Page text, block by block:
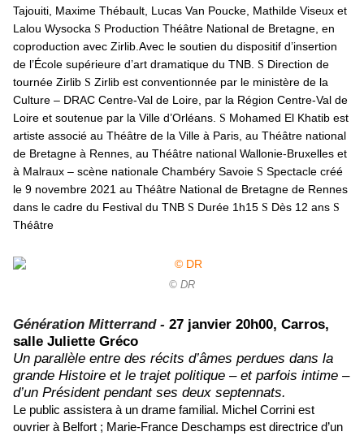
Tajouiti, Maxime Thébault, Lucas Van Poucke, Mathilde Viseux et
Lalou Wysocka S Production Théâtre National de Bretagne, en
coproduction avec Zirlib.Avec le soutien du dispositif d’insertion
de l’École supérieure d’art dramatique du TNB. S Direction de
tournée Zirlib S Zirlib est conventionnée par le ministère de la
Culture – DRAC Centre-Val de Loire, par la Région Centre-Val de
Loire et soutenue par la Ville d’Orléans. S Mohamed El Khatib est
artiste associé au Théâtre de la Ville à Paris, au Théâtre national
de Bretagne à Rennes, au Théâtre national Wallonie-Bruxelles et
à Malraux – scène nationale Chambéry Savoie S Spectacle créé
le 9 novembre 2021 au Théâtre National de Bretagne de Rennes
dans le cadre du Festival du TNB S Durée 1h15 S Dès 12 ans S
Théâtre
© DR
Génération Mitterrand - 27 janvier 20h00, Carros,
salle Juliette Gréco
Un parallèle entre des récits d’âmes perdues dans la
grande Histoire et le trajet politique – et parfois intime –
d’un Président pendant ses deux septennats.
Le public assistera à un drame familial. Michel Corrini est
ouvrier à Belfort ; Marie-France Deschamps est directrice d’un